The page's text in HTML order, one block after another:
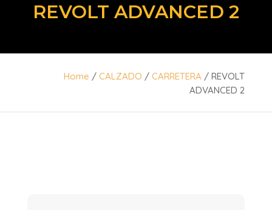
REVOLT ADVANCED 2
Home /CALZADO /CARRETERA / REVOLT
ADVANCED 2